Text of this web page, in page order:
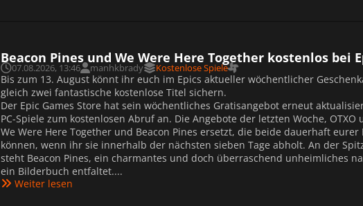
Beacon Pines und We Were Here Together kostenlos bei
07.08.2026, 13:46 manhkbrady Kostenlose Spiele
Bis zum 13. August könnt ihr euch im Epics aktueller wöchentlicher
gleich zwei fantastische kostenlose Titel sichern.
Der Epic Games Store hat sein wöchentliches Gratisangebot erneut
PC-Spiele zum kostenlosen Abruf an. Die Angebote der letzten Woche,
We Were Here Together und Beacon Pines ersetzt, die beide dauerhaft
können, wenn ihr sie innerhalb der nächsten sieben Tage abholt. An der
steht Beacon Pines, ein charmantes und doch überraschend unheimliches
ein Bilderbuch entfaltet....
Weiter lesen